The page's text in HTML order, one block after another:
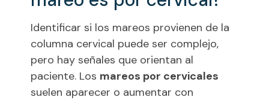
Identificar si los mareos provienen de la
columna cervical puede ser complejo,
pero hay señales que orientan al
paciente. Los mareos por cervicales
suelen aparecer o aumentar con